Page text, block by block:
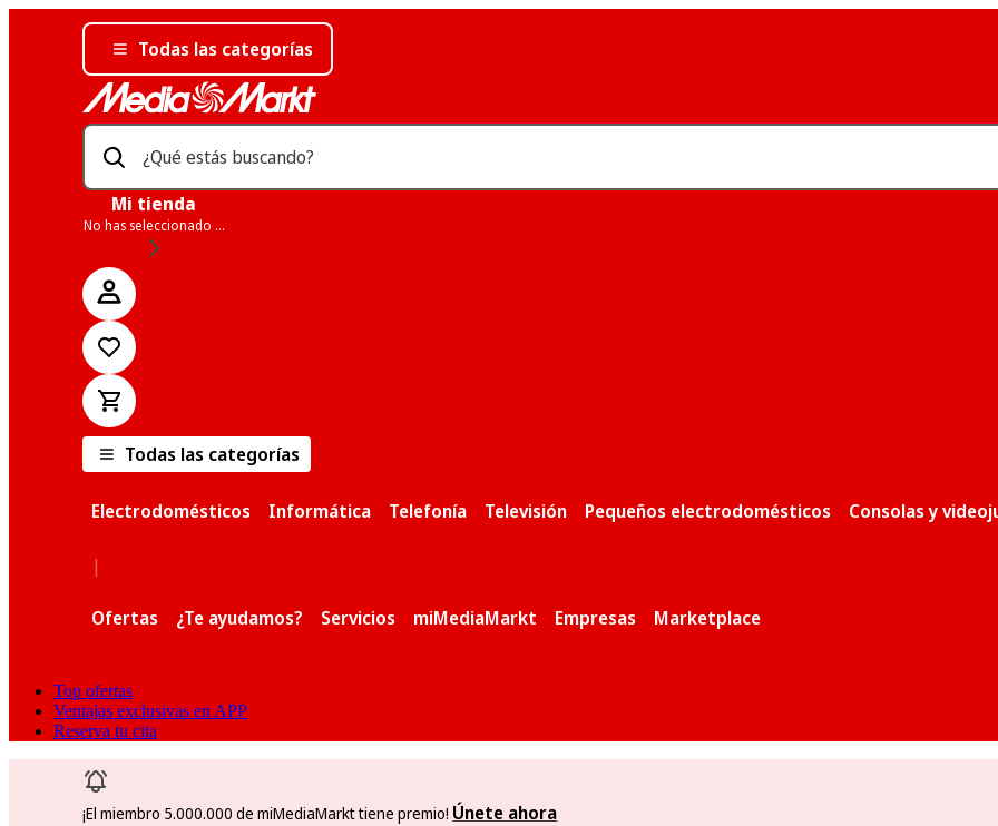
Todas las categorías
¿Qué estás buscando?
Mi tienda
No has seleccionado una tienda
Todas las categorías
Electrodomésticos Informática Telefonía Televisión Pequeños electrodomésticos Consolas y
|
Ofertas ¿Te ayudamos? Servicios miMediaMarkt Empresas Marketplace
Top ofertas
Ventajas exclusivas en APP
Reserva tu cita
¡El miembro 5.000.000 de miMediaMarkt tiene premio! Únete ahora